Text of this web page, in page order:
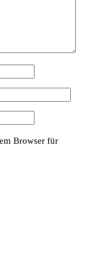
Browser für